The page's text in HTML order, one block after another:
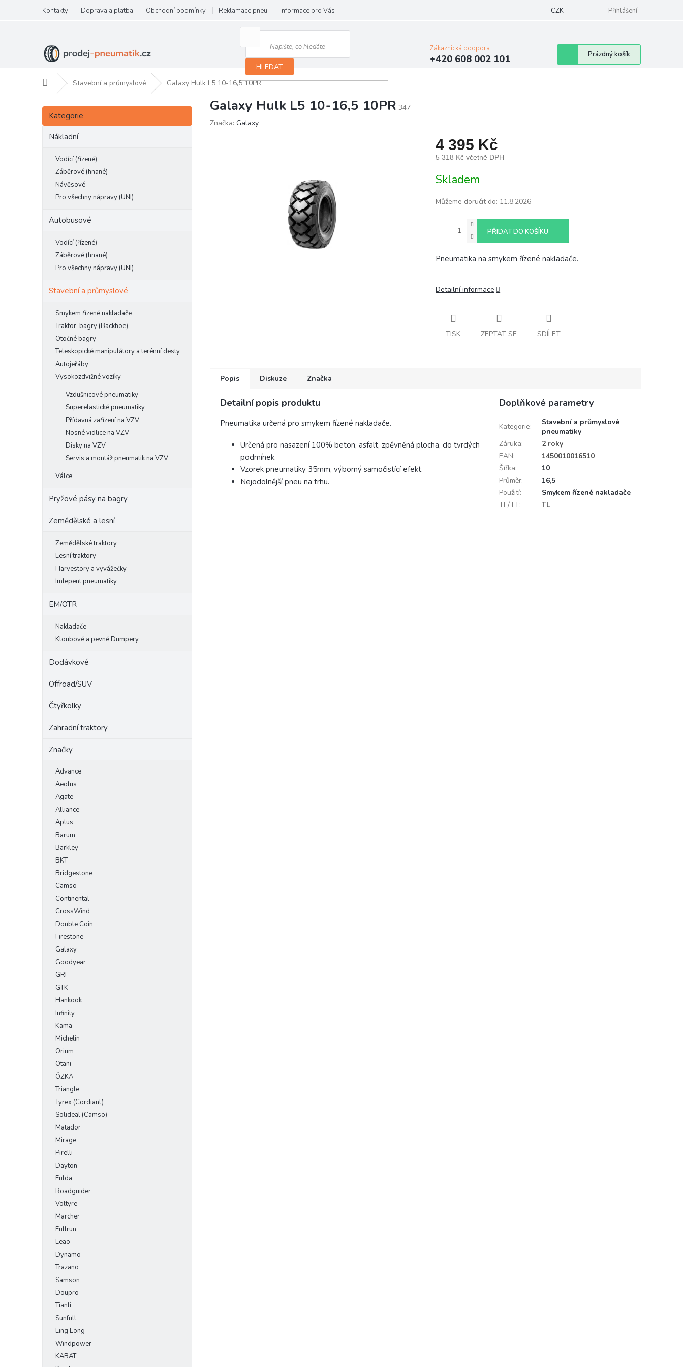
obsah
Kontakty Doprava a platba Obchodní podmínky Reklamace pneu Informace pro Vás Mapa serveru Moje objednávka
CZK Přihlášení
HLEDAT
Zákaznická podpora:
+420 608 002 101
Nákupní
košík
Prázdný košík
Domů Stavební a průmyslové Galaxy Hulk L5 10-16,5 10PR
P
s
Přeskočit
kategorie
Kategorie
Nákladní
Vodící (řízené)
Záběrové (hnané)
Návěsové
Pro všechny nápravy (UNI)
Autobusové
Vodící (řízené)
Záběrové (hnané)
Pro všechny nápravy (UNI)
Stavební a průmyslové
Smykem řízené nakladače
Traktor-bagry (Backhoe)
Otočné bagry
Teleskopické manipulátory a terénní desty
Autojeřáby
Vysokozdvižné vozíky
Vzdušnicové pneumatiky
Superelastické pneumatiky
Přídavná zařízení na VZV
Nosné vidlice na VZV
Disky na VZV
Servis a montáž pneumatik na VZV
Válce
Pryžové pásy na bagry
Zemědělské a lesní
Zemědělské traktory
Lesní traktory
Harvestory a vyvážečky
Imlepent pneumatiky
EM/OTR
Nakladače
Kloubové a pevné Dumpery
Dodávkové
Offroad/SUV
Čtyřkolky
Zahradní traktory
Značky
Advance
Aeolus
Agate
Alliance
Aplus
Barum
Barkley
BKT
Bridgestone
Camso
Continental
CrossWind
Double Coin
Firestone
Galaxy
Goodyear
GRI
GTK
Hankook
Infinity
Kama
Michelin
Orium
Otani
ÖZKA
Triangle
Tyrex (Cordiant)
Solideal (Camso)
Matador
Mirage
Pirelli
Dayton
Fulda
Roadguider
Voltyre
Marcher
Fullrun
Leao
Dynamo
Trazano
Samson
Doupro
Tianli
Sunfull
Ling Long
Windpower
KABAT
Galaxy Hulk L5 10-16,5 10PR 347
Značka: Galaxy
4 395 Kč
5 318 Kč včetně DPH
cena:
Skladem
Můžeme doručit do: 11.8.2026
PŘIDAT DO KOŠÍKU
Pneumatika na smykem řízené nakladače.
Detailní informace
TISK ZEPTAT SE SDÍLET
Popis Diskuze Značka
Detailní popis produktu
Pneumatika určená pro smykem řízené nakladače.
Určená pro nasazení 100% beton, asfalt, zpěvněná plocha, do tvrdých
podmínek.
Vzorek pneumatiky 35mm, výborný samočistící efekt.
Nejodolnější pneu na trhu.
Doplňkové parametry
Kategorie:
Stavební a průmyslové
pneumatiky
Záruka:
2 roky
EAN:
1450010016510
Šířka:
10
Průměr:
16,5
Použití:
Smykem řízené nakladače
TL/TT: TL